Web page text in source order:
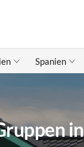
Spanien